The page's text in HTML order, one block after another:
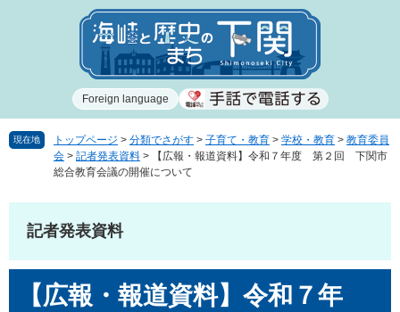
で
ば
Foreign language
現在地 トップページ > 分類でさがす > 子育て・教育 > 学校・教育 > 教育委員
会 > 記者発表資料 >
【広報・報道資料】令和７年度 第２回 下関市
総合教育会議の開催について
記者発表資料
【広報・報道資料】令和７年